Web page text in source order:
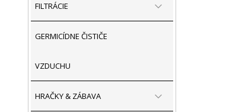
FILTRÁCIE
GERMICÍDNE ČISTIČE
VZDUCHU
HRAČKY & ZÁBAVA